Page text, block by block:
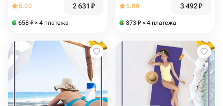
5.00 2 631 ₽
658 ₽ × 4 платежа
5.00 3 492₽
873 ₽ × 4 платежа